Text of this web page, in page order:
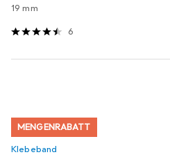
19 mm
6
MENGENRABATT
Klebeband